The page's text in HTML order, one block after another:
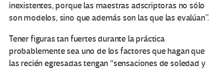
inexistentes, porque las maestras adscriptoras no sólo
son modelos, sino que además son las que las evalúan”.
Tener figuras tan fuertes durante la práctica
probablemente sea uno de los factores que hagan que
las recién egresadas tengan “sensaciones de soledad y